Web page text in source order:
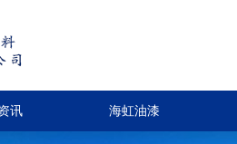
讯 海虹油漆